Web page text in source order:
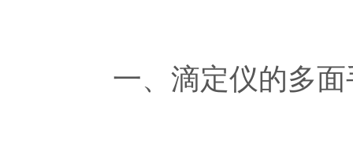
一、滴定仪的多面